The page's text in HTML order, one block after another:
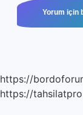
https://
https://